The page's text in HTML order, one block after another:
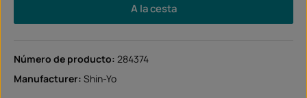
A la cesta
Número de producto: 284374
Manufacturer: Shin-Yo